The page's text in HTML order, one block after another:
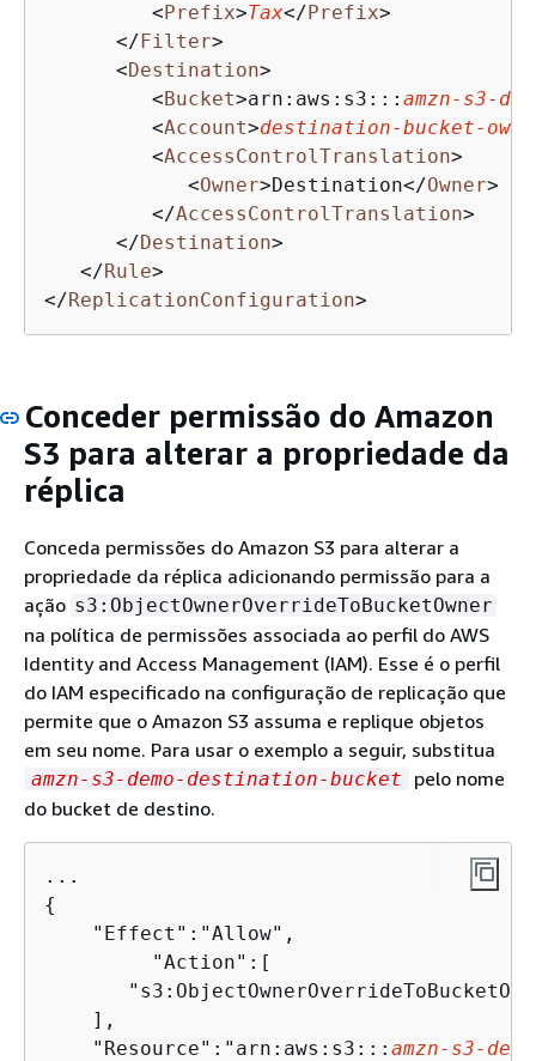
<Prefix>Tax</Prefix>
</Filter>
<Destination>
<Bucket>arn:aws:s3::: amzn-s3-
<Account>destination-bucket-
<AccessControlTranslation>
<Owner>Destination</Owner>
</AccessControlTranslation>
</Destination>
</Rule>
</ReplicationConfiguration>
Conceder permissão do Amazon
S3 para alterar a propriedade da
réplica
Conceda permissões do Amazon S3 para alterar a
propriedade da réplica adicionando permissão para a
ação s3:ObjectOwnerOverrideToBucketOwner
na política de permissões associada ao perfil do AWS
Identity and Access Management (IAM). Esse é o perfil
do IAM especificado na configuração de replicação que
permite que o Amazon S3 assuma e replique objetos
em seu nome. Para usar o exemplo a seguir, substitua
amzn-s3-demo-destination-bucket
pelo nome
do bucket de destino.
{
    "Effect":"Allow",
         "Action":[
    ],
    "Resource":"arn:aws:s3:::
amzn-s3-